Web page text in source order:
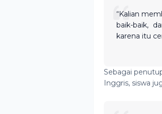
“Kalian
baik-baik,
karena itu
Sebagai
Inggris, siswa